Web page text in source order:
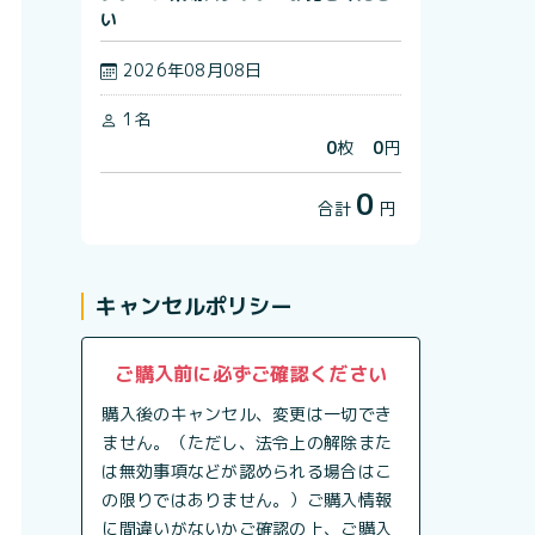
い
2026年08月08日
1名
0枚 0円
合計 0 円
キャンセルポリシー
ご購入前に必ずご確認ください
購入後のキャンセル、変更は一切でき
ません。（ただし、法令上の解除また
は無効事項などが認められる場合はこ
の限りではありません。）ご購入情報
に間違いがないかご確認の上、ご購入